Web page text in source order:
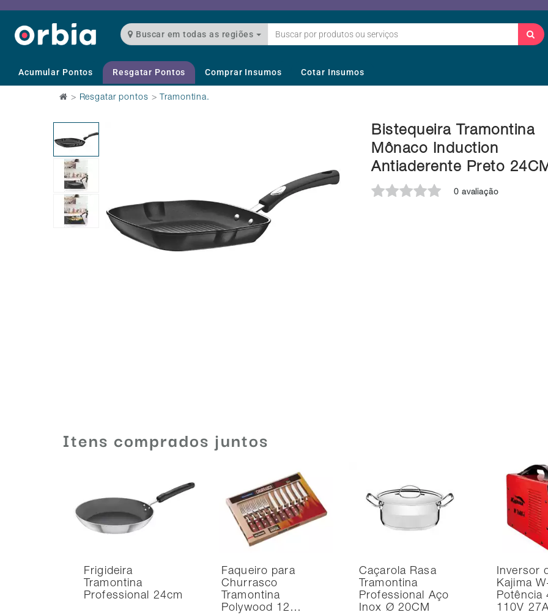
Buscar em todas as regiões
Acumular Pontos Resgatar Pontos Comprar Insumos Cotar Insumos
> Resgatar pontos > Tramontina.
Bistequeira Tramontina
Mônaco Induction
Antiaderente Preto
0 avaliação
Itens comprados juntos
Frigideira
Tramontina
Professional 24cm
Faqueiro para
Churrasco
Tramontina
Polywood 12…
Caçarola Rasa
Tramontina
Professional Aço
Inox Ø 20CM
Inversor
Kajima
Potência
110V